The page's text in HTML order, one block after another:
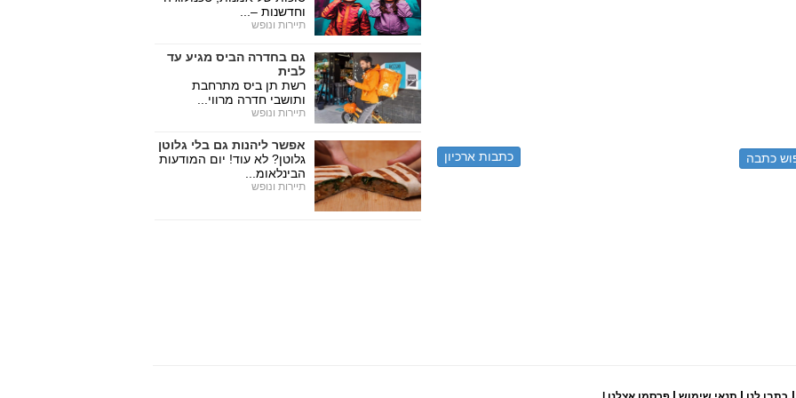
כתבות ארכיון
וחדשנות –...
תיירות ונופש
גם בחדרה הביס מגיע עד
לבית
רשת תן ביס מתרחבת
ותושבי חדרה מרווי...
תיירות ונופש
אפשר ליהנות גם בלי גלוטן
גלוטן? לא עוד! יום המודעות
הבינלאומ...
תיירות ונופש